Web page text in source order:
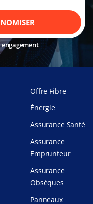
engagement
Offre Fibre
Énergie
Assurance Santé
Assurance
Emprunteur
Assurance
Obsèques
Panneaux